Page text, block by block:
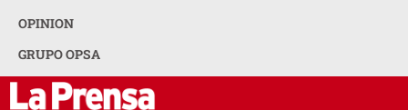
OPINION
GRUPO OPSA